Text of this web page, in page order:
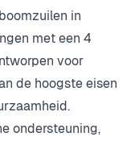
in
met een 4
voor
de hoogste eisen
ondersteuning,